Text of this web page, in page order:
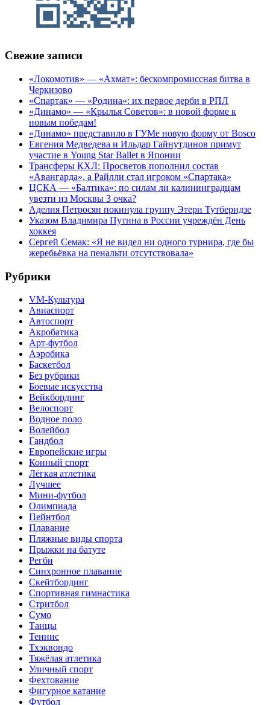
Свежие записи
«Локомотив» — «Ахмат»: бескомпромиссная битва в
Черкизово
«Спартак» — «Родина»: их первое дерби в РПЛ
«Динамо» — «Крылья Советов»: в новой форме к
новым победам!
«Динамо» представило в ГУМе новую форму от Bosco
Евгения Медведева и Ильдар Гайнутдинов примут
участие в Young Star Ballet в Японии
Трансферы КХЛ: Просветов пополнил состав
«Авангарда», а Райлли стал игроком «Спартака»
ЦСКА — «Балтика»: по силам ли калининградцам
увезти из Москвы 3 очка?
Аделия Петросян покинула группу Этери Тутберидзе
Указом Владимира Путина в России учреждён День
хоккея
Сергей Семак: «Я не видел ни одного турнира, где бы
жеребьёвка на пенальти отсутствовала»
Рубрики
VM-Культура
Авиаспорт
Автоспорт
Акробатика
Арт-футбол
Аэробика
Баскетбол
Без рубрики
Боевые искусства
Вейкбординг
Велоспорт
Водное поло
Волейбол
Гандбол
Европейские игры
Конный спорт
Лёгкая атлетика
Лучшее
Мини-футбол
Олимпиада
Пейнтбол
Плавание
Пляжные виды спорта
Прыжки на батуте
Регби
Синхронное плавание
Скейтбординг
Спортивная гимнастика
Стритбол
Сумо
Танцы
Теннис
Тхэквондо
Тяжёлая атлетика
Уличный спорт
Фехтование
Фигурное катание
Футбол